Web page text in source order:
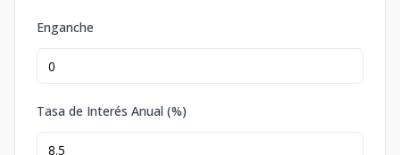
Enganche
Tasa de Interés Anual (%)